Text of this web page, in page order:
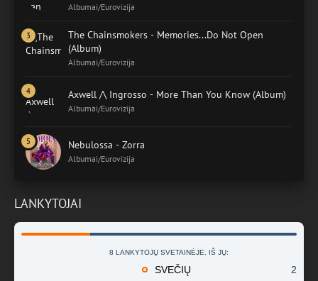
Albumai/Eurovizija
The Chainsmokers - Memories...Do Not Open
(Album)
Albumai/Eurovizija
Axwell /\ Ingrosso - More Than You Know (Album)
Albumai/Eurovizija
Nebulossa - Zorra
Albumai/Eurovizija
LANKYTOJAI
8 LANKYTOJŲ SVETAINĖJE. IŠ JŲ:
SVEČIŲ 2